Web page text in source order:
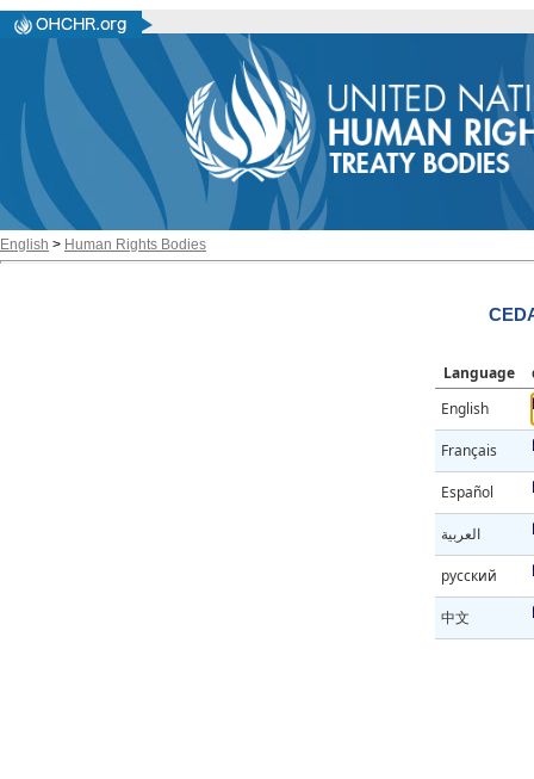
English > Human Rights Bodies
Language
English
Français
Español
العربية
русский
中文